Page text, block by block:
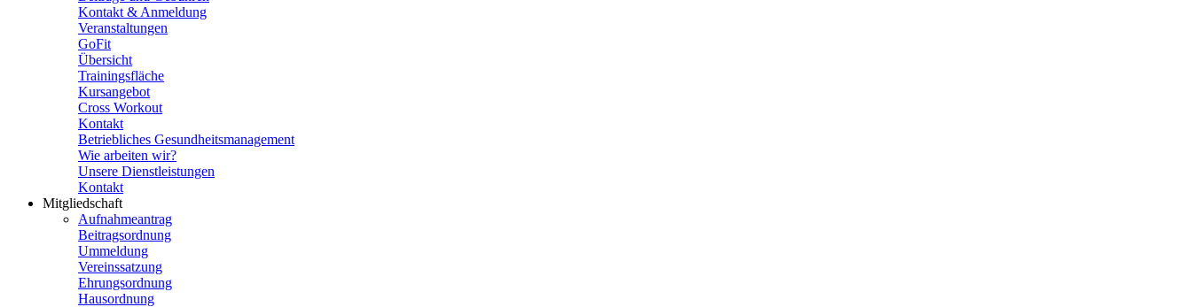
Kontakt & Anmeldung
Veranstaltungen
GoFit
Übersicht
Trainingsfläche
Kursangebot
Cross Workout
Kontakt
Betriebliches Gesundheitsmanagement
Wie arbeiten wir?
Unsere Dienstleistungen
Kontakt
Mitgliedschaft
Aufnahmeantrag
Beitragsordnung
Ummeldung
Vereinssatzung
Ehrungsordnung
Hausordnung